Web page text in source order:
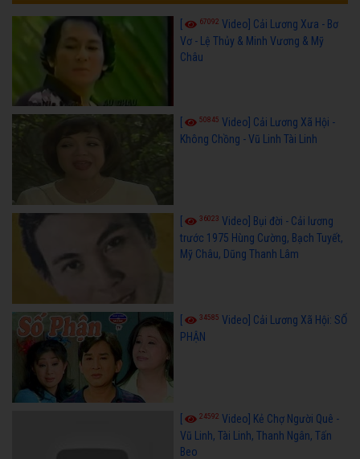
[ 67092 Video] Cải Lương Xưa - Bơ
Vơ - Lệ Thủy & Minh Vương & Mỹ
Châu
50845 Video] Cải Lương Xã Hội -
Không Chồng - Vũ Linh Tài Linh
36023 Video] Bụi đời - Cải lương
trước 1975 Hùng Cường, Bạch Tuyết,
Mỹ Châu, Dũng Thanh Lâm
34585 Video] Cải Lương Xã Hội: SỐ
PHẬN
24592 Video] Kẻ Chợ Người Quê -
Vũ Linh, Tài Linh, Thanh Ngân, Tấn
Beo